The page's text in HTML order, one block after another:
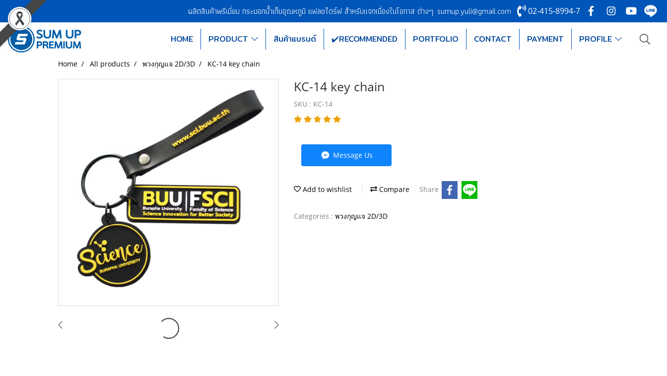
ผลิตสินค้าพรีเมี่ยม กระบอกน้ำเก็บอุณหภูมิ แฟลชไดร์ฟ สำหรับแจกเนื่องในโอกาส ต่างๆ sumup.yuli@gmail.com 02-415-8994-7
HOME PRODUCT สินค้าแบรนด์ ✔️RECOMMENDED PORTFOLIO CONTACT PAYMENT PROFILE
Home All products พวงกุญแจ 2D/3D KC-14 key chain
KC-14 key chain
SKU : KC-14
Message Us
Add to wishlist Compare Share
Categories : พวงกุญแจ 2D/3D